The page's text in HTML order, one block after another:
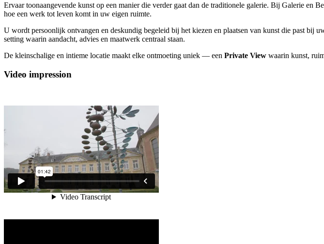
Ervaar toonaangevende kunst op een manier die verder gaat dan de traditionele galerie. Bij Galerie
hoe een werk tot leven komt in uw eigen ruimte.
U wordt persoonlijk ontvangen en deskundig begeleid bij het kiezen en plaatsen van kunst die past bij
setting waarin aandacht, advies en maatwerk centraal staan.
De kleinschalige en intieme locatie maakt elke ontmoeting uniek — een Private View waarin kunst,
Video impression